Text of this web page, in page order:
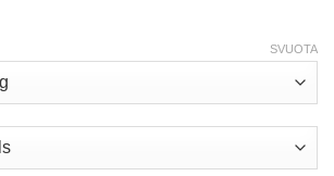
SVUOTA